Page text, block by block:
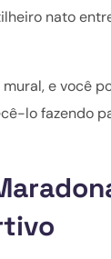
nato
e você
lo fazendo